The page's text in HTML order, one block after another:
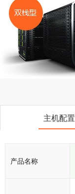
主机配置
产品名称